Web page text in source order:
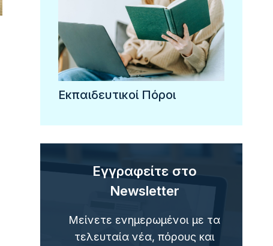
Εκπαιδευτικοί Πόροι
Εγγραφείτε στο
Newsletter
Μείνετε ενημερωμένοι με τα
τελευταία νέα, πόρους και